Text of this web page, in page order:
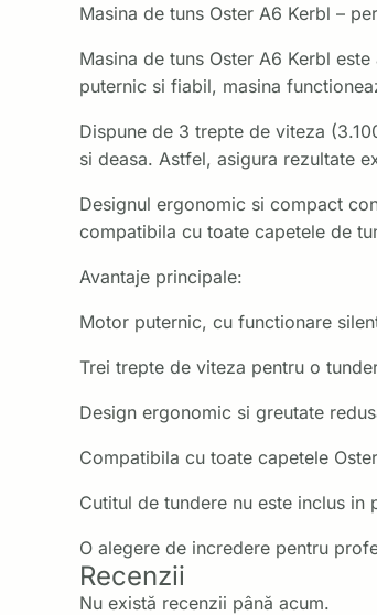
Masina de tuns Oster A6 Kerbl –
Masina de tuns Oster A6 Kerbl
puternic si fiabil, masina
Dispune de 3 trepte de viteza
si deasa. Astfel, asigura rezultate
Designul ergonomic si compact
compatibila cu toate capetele de
Avantaje principale:
Motor puternic, cu functionare
Trei trepte de viteza pentru o
Design ergonomic si greutate
Compatibila cu toate capetele
Cutitul de tundere nu este inclus in
O alegere de incredere pentru
Recenzii
Nu există recenzii până acum.